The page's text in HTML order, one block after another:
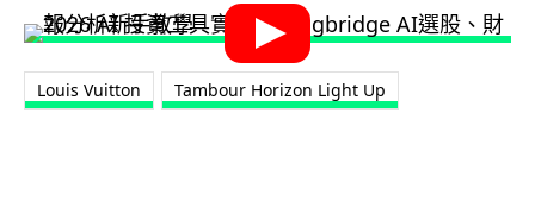
Louis Vuitton Tambour Horizon Light Up